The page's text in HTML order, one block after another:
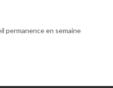
permanence en semaine